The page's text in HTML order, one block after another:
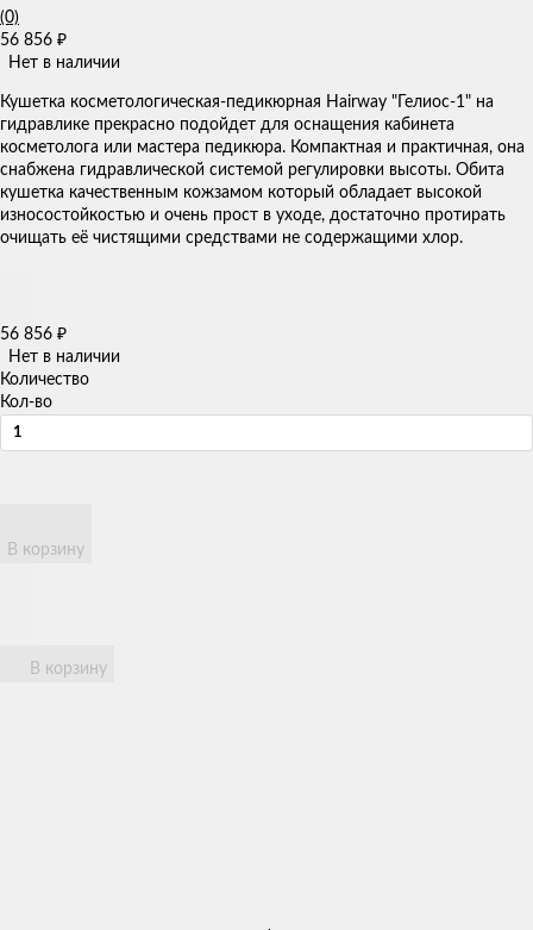
(0)
56 856 ₽
Нет в наличии
Кушетка косметологическая-педикюрная Hairway "Гелиос-1" на
гидравлике прекрасно подойдет для оснащения кабинета
косметолога или мастера педикюра. Компактная и практичная, она
снабжена гидравлической системой регулировки высоты. Обита
кушетка качественным кожзамом который обладает высокой
износостойкостью и очень прост в уходе, достаточно протирать
очищать её чистящими средствами не содержащими хлор.
56 856 ₽
Нет в наличии
Количество
Кол-во
В корзину
В корзину